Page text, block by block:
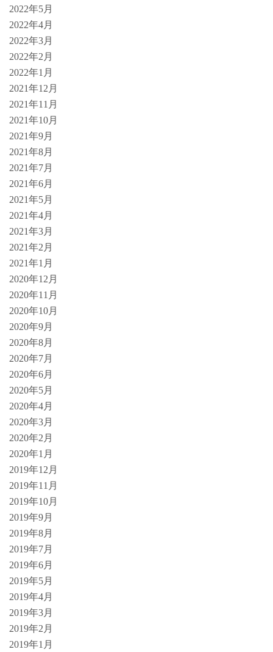
2022年5月
2022年4月
2022年3月
2022年2月
2022年1月
2021年12月
2021年11月
2021年10月
2021年9月
2021年8月
2021年7月
2021年6月
2021年5月
2021年4月
2021年3月
2021年2月
2021年1月
2020年12月
2020年11月
2020年10月
2020年9月
2020年8月
2020年7月
2020年6月
2020年5月
2020年4月
2020年3月
2020年2月
2020年1月
2019年12月
2019年11月
2019年10月
2019年9月
2019年8月
2019年7月
2019年6月
2019年5月
2019年4月
2019年3月
2019年2月
2019年1月